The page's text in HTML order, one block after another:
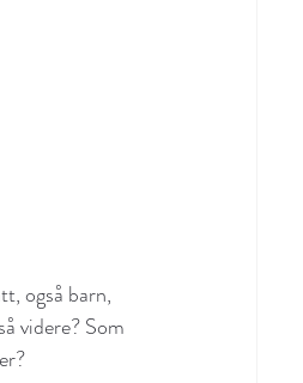
også barn,
videre? Som